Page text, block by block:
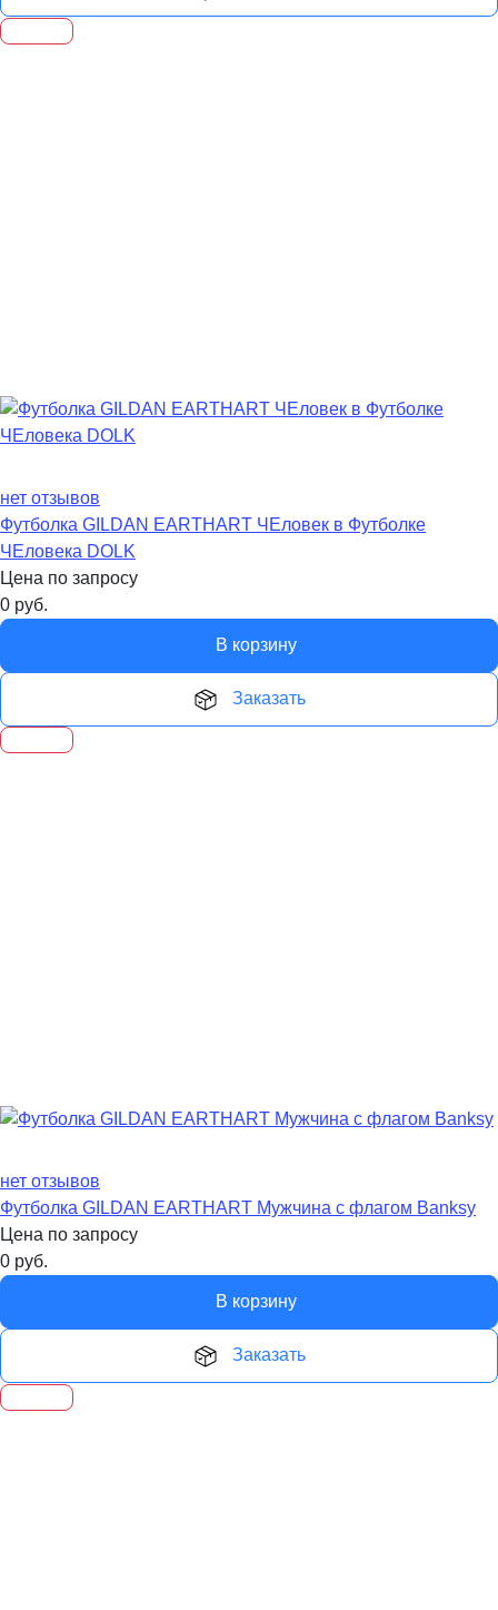
нет отзывов
Футболка GILDAN EARTHART ЧЕловек в Футболке
ЧЕловека DOLK
Цена по запросу
0 руб.
В корзину
Заказать
нет отзывов
Футболка GILDAN EARTHART Мужчина с флагом Banksy
Цена по запросу
0 руб.
В корзину
Заказать